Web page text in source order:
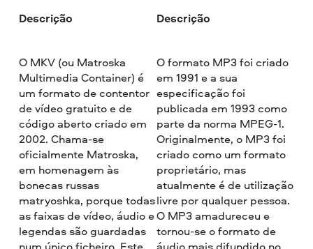
Descrição
O MKV (ou Matroska
Multimedia Container) é
um formato de contentor
de vídeo gratuito e de
código aberto criado em
2002. Chama-se
oficialmente Matroska,
em homenagem às
bonecas russas
matryoshka, porque todas
as faixas de vídeo, áudio e
legendas são guardadas
num único ficheiro. Este
Descrição
O formato MP3 foi criado
em 1991 e a sua
especificação foi
publicada em 1993 como
parte da norma MPEG-1.
Originalmente, o MP3 foi
criado como um formato
proprietário, mas
atualmente é de utilização
livre por qualquer pessoa.
O MP3 amadureceu e
tornou-se o formato de
áudio mais difundido no